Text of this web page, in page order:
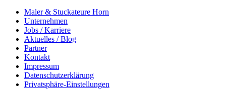
Maler & Stuckateure Horn
Unternehmen
Jobs / Karriere
Aktuelles / Blog
Partner
Kontakt
Impressum
Datenschutzerklärung
Privatsphäre-Einstellungen